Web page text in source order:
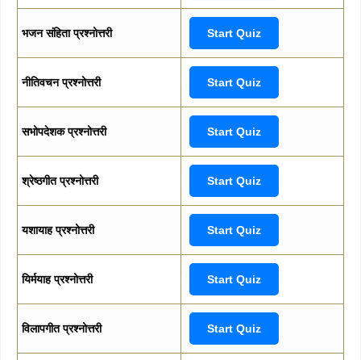
भजन संहिता प्रश्नोत्तरी Start Quiz
नीतिवचन प्रश्नोत्तरी Start Quiz
सभोपदेशक प्रश्नोत्तरी Start Quiz
श्रेष्ठगीत प्रश्नोत्तरी Start Quiz
यशायाह प्रश्नोत्तरी Start Quiz
यिर्मयाह प्रश्नोत्तरी Start Quiz
विलापगीत प्रश्नोत्तरी Start Quiz